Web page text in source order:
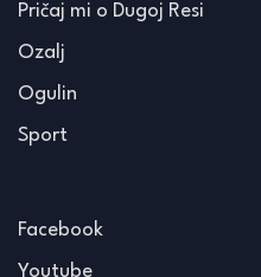
Pričaj mi o Dugoj Resi
Ozalj
Ogulin
Sport
Facebook
Youtube